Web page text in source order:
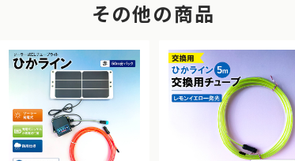
その他の商品